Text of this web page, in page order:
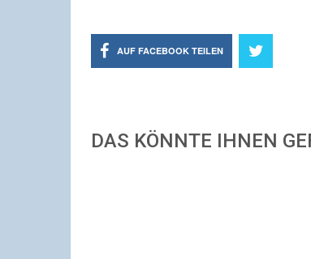
AUF FACEBOOK TEILEN
DAS KÖNNTE IHNEN